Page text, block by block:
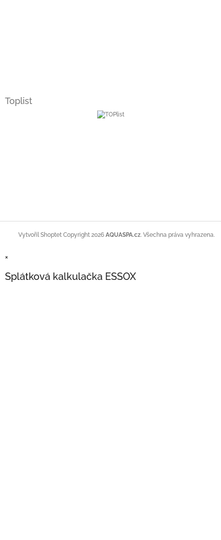
Toplist
Vytvořil Shoptet Copyright 2026 AQUASPA.cz. Všechna práva vyhrazena.
×
Splátková kalkulačka ESSOX